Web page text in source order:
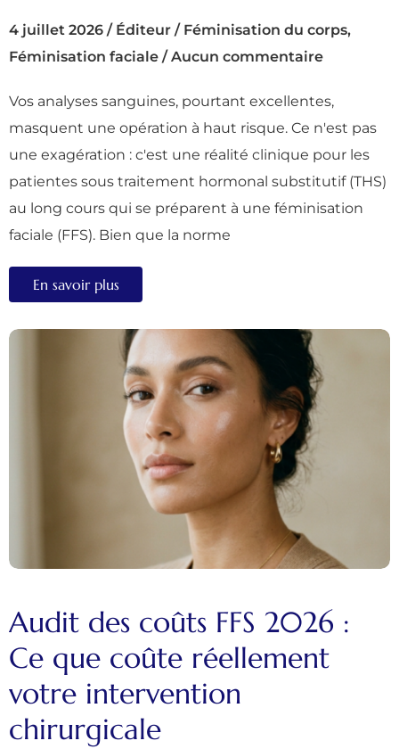
4 juillet 2026 / Éditeur / Féminisation du corps,
Féminisation faciale / Aucun commentaire
Vos analyses sanguines, pourtant excellentes,
masquent une opération à haut risque. Ce n'est pas
une exagération : c'est une réalité clinique pour les
patientes sous traitement hormonal substitutif (THS)
au long cours qui se préparent à une féminisation
faciale (FFS). Bien que la norme
En savoir plus
Audit des coûts FFS 2026 :
Ce que coûte réellement
votre intervention
chirurgicale